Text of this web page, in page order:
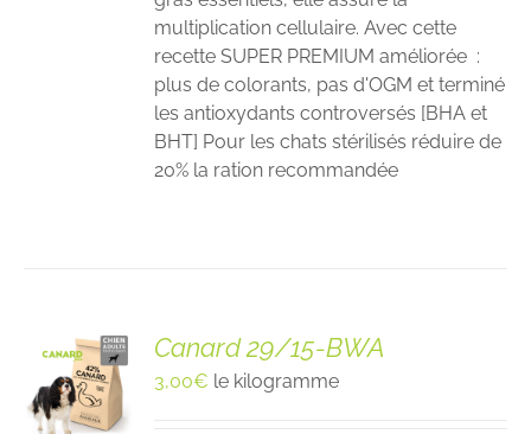
multiplication cellulaire. Avec cette
recette SUPER PREMIUM améliorée :
plus de colorants, pas d'OGM et terminé
les antioxydants controversés [BHA et
BHT] Pour les chats stérilisés réduire de
20% la ration recommandée
Canard 29/15-BWA
3,00€ le kilogramme